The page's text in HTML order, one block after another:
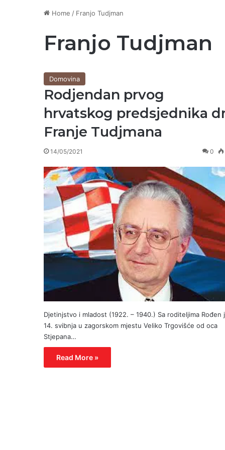
Home / Franjo Tudjman
Franjo Tudjman
Domovina
Rodjendan prvog
hrvatskog predsjednika
Franje Tudjmana
14/05/2021 0
Djetinjstvo i mladost (1922. – 1940.) Sa roditeljima Rođen
14. svibnja u zagorskom mjestu Veliko Trgovišće od oca
Stjepana…
Read More »